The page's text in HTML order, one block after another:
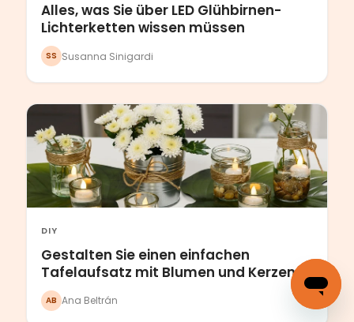
Alles, was Sie über LED Glühbirnen-
Lichterketten wissen müssen
SS Susanna Sinigardi
DIY
Gestalten Sie einen einfachen
Tafelaufsatz mit Blumen und Kerzen
AB Ana Beltrán